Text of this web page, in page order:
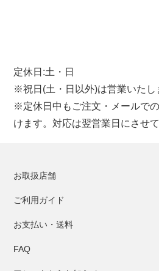
定休日:土・日
※祝日(土・日以外)は営業いたし
※定休日中もご注文・メールで
けます。対応は翌営業日にさせ
お取扱店舗
ご利用ガイド
お支払い・送料
FAQ